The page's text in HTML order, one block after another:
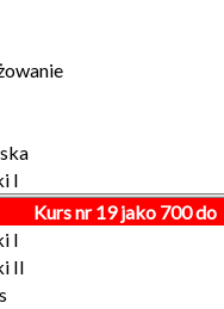
I
Kurs nr 19 jako 700 do
I
II